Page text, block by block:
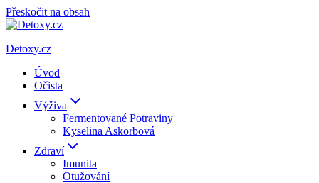
Přeskočit na obsah
Detoxy.cz
Úvod
Očista
Výživa
Fermentované Potraviny
Kyselina Askorbová
Zdraví
Imunita
Otužování